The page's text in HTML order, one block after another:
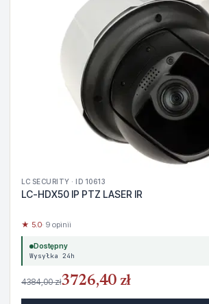
LC SECURITY · ID 10613
LC-HDX50 IP PTZ LASER IR
★ 5.0· 9 opinii
Dostępny
Wysyłka 24h
4384,00 zł3726,40 zł